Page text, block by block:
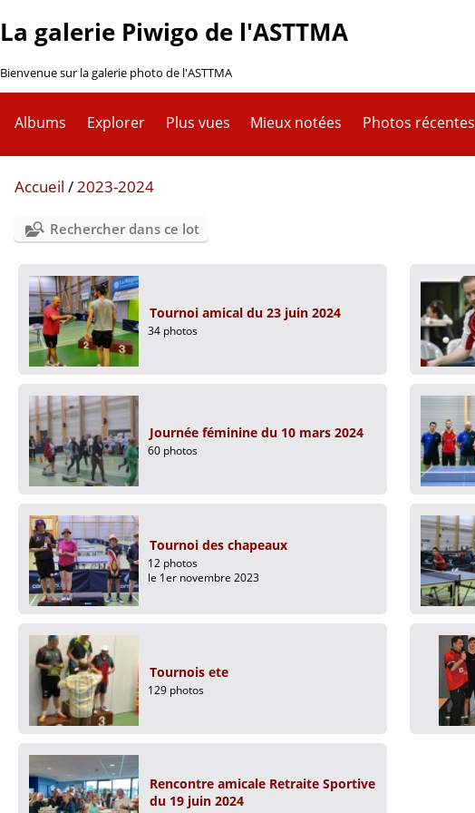
La galerie Piwigo de l'ASTTMA
Bienvenue sur la galerie photo de l'ASTTMA
Albums Explorer Plus vues Mieux notées Photos récentes
Accueil /2023-2024
Rechercher dans ce lot
Tournoi amical du 23 juin 2024
34 photos
Journée féminine du 10 mars 2024
60 photos
Tournoi des chapeaux
12 photos
le 1er novembre 2023
Tournois ete
129 photos
Rencontre amicale Retraite Sportive
du 19 juin 2024